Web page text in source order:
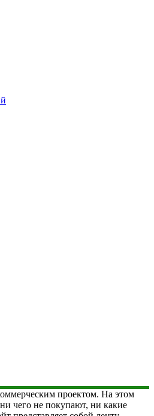
проектом. На этом
чего не покупают, ни какие